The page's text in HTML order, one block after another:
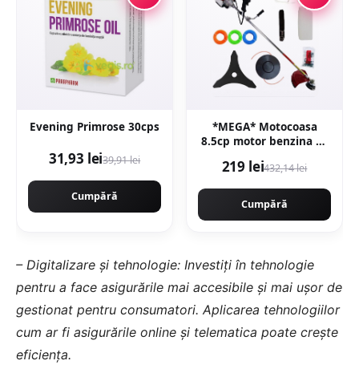
Evening Primrose 30cps
31,93 lei39,91 lei
Cumpără
*MEGA* Motocoasa
8.5cp motor benzina 2T
7 stele, 10 accesorii
CAMPION PREFESIONAL
CMP1546
219 lei432,14 lei
Cumpără
– Digitalizare și tehnologie: Investiți în tehnologie
pentru a face asigurările mai accesibile și mai ușor de
gestionat pentru consumatori. Aplicarea tehnologiilor
cum ar fi asigurările online și telematica poate crește
eficiența.